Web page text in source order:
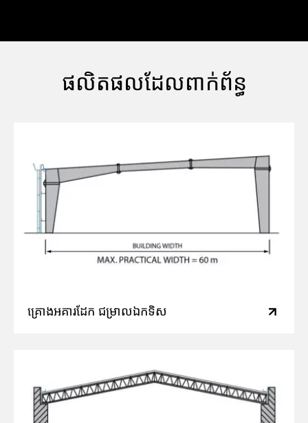
ផលិតផលដែលពាក់ព័ន្ធ
គ្រោងអគារដែក ជម្រាលឯកទិស